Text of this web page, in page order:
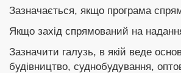
Зазначається, якщо програма
Якщо захід спрямований на
Зазначити галузь, в якій веде
будівництво, суднобудування,